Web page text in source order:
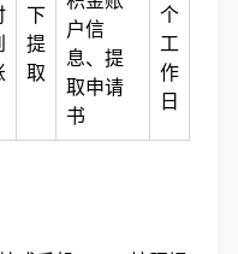
下
提
取
户信
息、提
取申请
书
个
工
作
日